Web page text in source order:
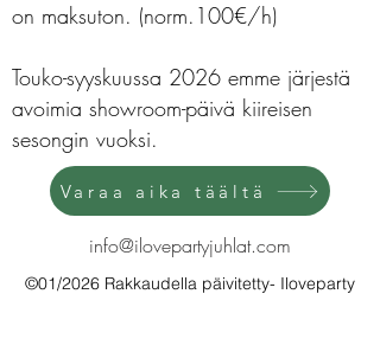
on maksuton. (norm.100€/h)
Touko-syyskuussa 2026 emme järjestä
avoimia showroom-päivä kiireisen
sesongin vuoksi.
Varaa aika täältä
info@ilovepartyjuhlat.com
©01/2026 Rakkaudella päivitetty- Iloveparty